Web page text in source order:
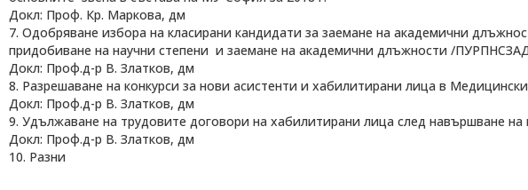
Докл: Проф. Кр. Маркова, дм
7. Одобряване избора на класирани кандидати за заемане на академични
придобиване на научни степени и заемане на академични длъжности /
Докл: Проф.д-р В. Златков, дм
8. Разрешаване на конкурси за нови асистенти и хабилитирани лица в
Докл: Проф.д-р В. Златков, дм
9. Удължаване на трудовите договори на хабилитирани лица след навършване на
Докл: Проф.д-р В. Златков, дм
10. Разни